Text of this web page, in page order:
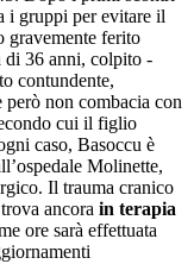
i gruppi per evitare il
gravemente ferito
di 36 anni, colpito -
contundente,
non combacia con
cui il figlio
caso, Basoccu è
Molinette,
Il trauma cranico
ancora in terapia
ore sarà effettuata